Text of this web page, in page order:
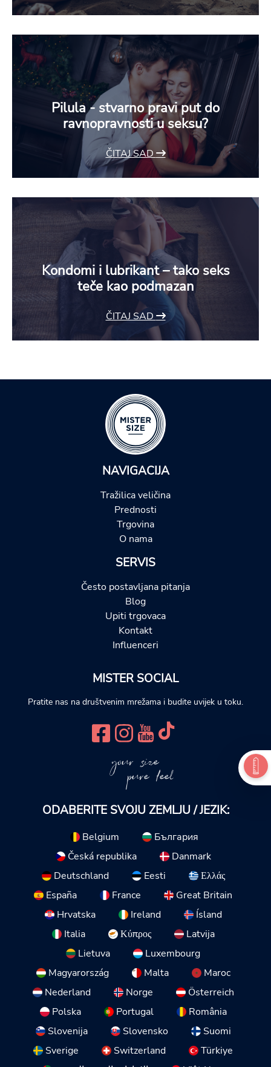
Pilula - stvarno pravi put do
ravnopravnosti u seksu?
ČITAJ SAD
Kondomi i lubrikant – tako seks
teče kao podmazan
ČITAJ SAD
NAVIGACIJA
Tražilica veličina
Prednosti
Trgovina
O nama
SERVIS
Često postavljana pitanja
Blog
Upiti trgovaca
Kontakt
Influenceri
MISTER SOCIAL
Pratite nas na društvenim mrežama i budite uvijek u toku.
your size
pure feel
ODABERITE SVOJU ZEMLJU / JEZIK:
Belgium
България
Česká republika
Danmark
Deutschland
Eesti
Ελλάς
España
France
Great Britain
Hrvatska
Ireland
Ísland
Italia
Κύπρος
Latvija
Lietuva
Luxembourg
Magyarország
Malta
Maroc
Nederland
Norge
Österreich
Polska
Portugal
România
Slovenija
Slovensko
Suomi
Sverige
Switzerland
Türkiye